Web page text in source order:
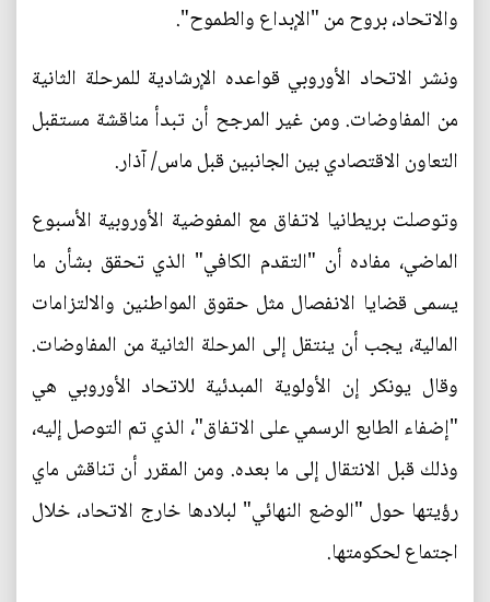
والاتحاد، بروح من "الإبداع والطموح".
ونشر الاتحاد الأوروبي قواعده الإرشادية للمرحلة الثانية
من المفاوضات. ومن غير المرجح أن تبدأ مناقشة مستقبل
التعاون الاقتصادي بين الجانبين قبل ماس/ آذار.
وتوصلت بريطانيا لاتفاق مع المفوضية الأوروبية الأسبوع
الماضي، مفاده أن "التقدم الكافي" الذي تحقق بشأن ما
يسمى قضايا الانفصال مثل حقوق المواطنين والالتزامات
المالية، يجب أن ينتقل إلى المرحلة الثانية من المفاوضات.
وقال يونكر إن الأولوية المبدئية للاتحاد الأوروبي هي
"إضفاء الطابع الرسمي على الاتفاق"، الذي تم التوصل إليه،
وذلك قبل الانتقال إلى ما بعده. ومن المقرر أن تناقش ماي
رؤيتها حول "الوضع النهائي" لبلادها خارج الاتحاد، خلال
اجتماع لحكومتها.